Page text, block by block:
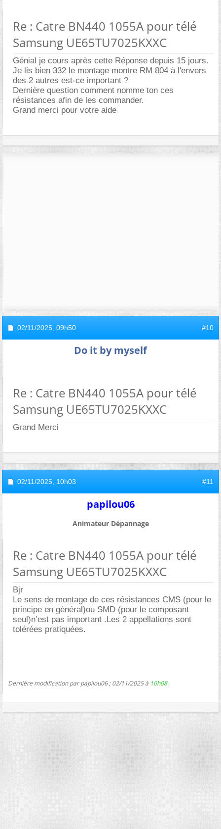
Re : Catre BN440 1055A pour télé
Samsung UE65TU7025KXXC
Génial je cours après cette Réponse depuis 15 jours.
Je lis bien 332 le montage montre RM 804 à l'envers
des 2 autres est-ce important ?
Dernière question comment nomme ton ces
résistances afin de les commander.
Grand merci pour votre aide
02/11/2025, 09h50 #10
Do it by myself
Re : Catre BN440 1055A pour télé
Samsung UE65TU7025KXXC
Grand Merci
02/11/2025, 10h03 #11
papilou06
Animateur Dépannage
Re : Catre BN440 1055A pour télé
Samsung UE65TU7025KXXC
Bjr
Le sens de montage de ces résistances CMS (pour le
principe en général)ou SMD (pour le composant
seul)n’est pas important .Les 2 appellations sont
tolérées pratiquées.
Dernière modification par papilou06 ; 02/11/2025 à 10h08.